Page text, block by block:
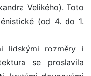
Velikého). Toto
(od 4. do 1.
lidskými rozměry i
se proslavila